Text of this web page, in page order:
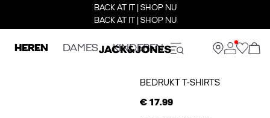
BACK AT IT | SHOP NU
BACK AT IT | SHOP NU
HEREN DAMES KINDEREN
BEDRUKT T-SHIRTS
€ 17.99